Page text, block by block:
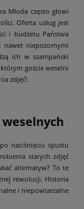
Młoda często głowi
Oferta usług jest
i budżetu Państwa
nawet niepozornymi
ich w szampański
goście weselni
zdjęć!
naciśnięciu spustu
starych zdjęć
alternatyw? To te
rewolucji. Historia
i niepowtarzalne